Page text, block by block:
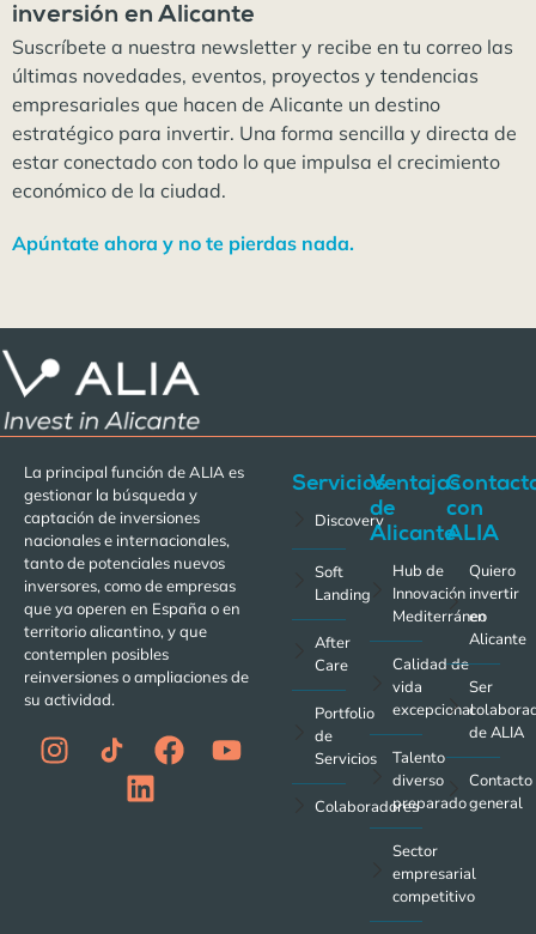
inversión en Alicante
Suscríbete a nuestra newsletter y recibe en tu correo las
últimas novedades, eventos, proyectos y tendencias
empresariales que hacen de Alicante un destino
estratégico para invertir. Una forma sencilla y directa de
estar conectado con todo lo que impulsa el crecimiento
económico de la ciudad.
Apúntate ahora y no te pierdas nada.
La principal función de ALIA es
gestionar la búsqueda y
captación de inversiones
nacionales e internacionales,
tanto de potenciales nuevos
inversores, como de empresas
que ya operen en España o en
territorio alicantino, y que
contemplen posibles
reinversiones o ampliaciones de
su actividad.
Servicios
Discovery
Soft
Landing
After
Care
Portfolio
de
Servicios
Colaboradores
Ventajas
de
Alicante
Hub de
Innovación
Mediterráneo
Calidad de
vida
excepcional
Talento
diverso
preparado
Sector
empresarial
competitivo
con
ALIA
Quiero
invertir
en
Alicante
Ser
de ALIA
Contacto
general